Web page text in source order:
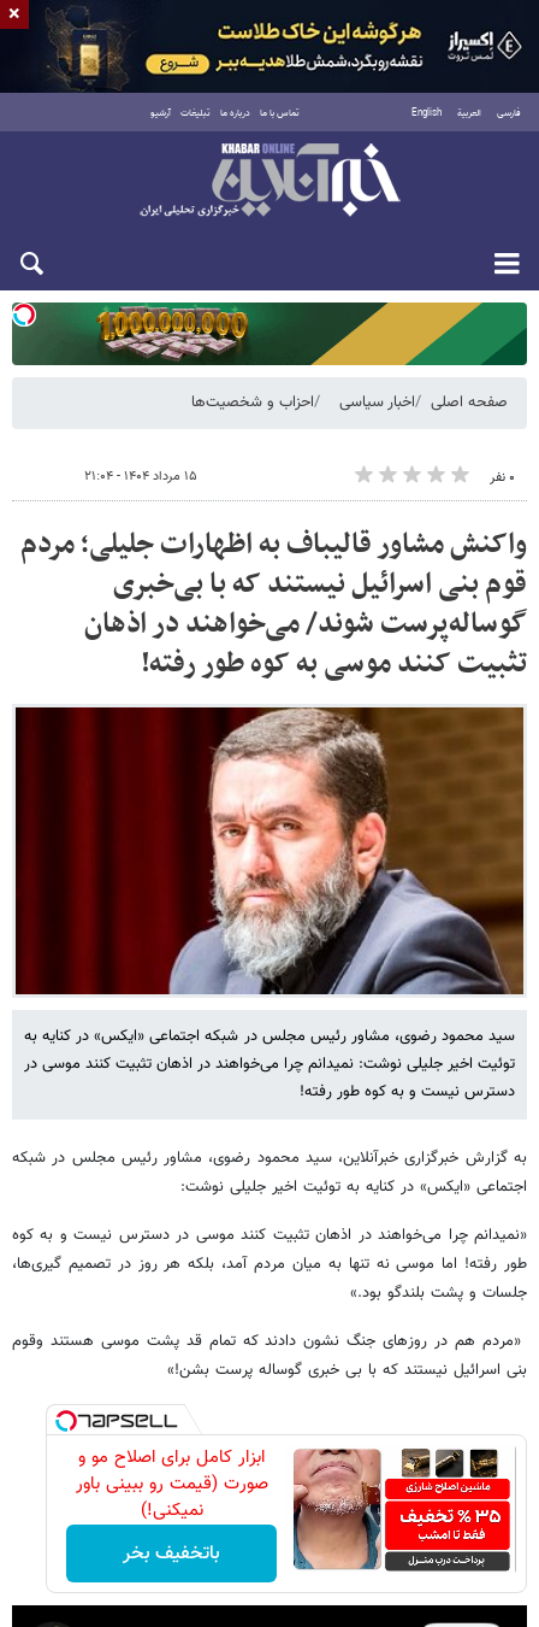
فارسی العربية English تماس با ما درباره ما تبلیغات آرشیو
یکشنبه ۱۸ مرداد ۱۴۰۵
صفحه اصلی اخبار سیاسی احزاب و شخصیت‌ها
۰ نفر ۱۵ مرداد ۱۴۰۴ - ۲۱:۰۴
واکنش مشاور قالیباف به اظهارات جلیلی؛ مردم
قوم بنی اسرائیل نیستند که با بی‌خبری
‎گوساله‌پرست شوند/ می‌خواهند در اذهان
تثبیت کنند موسی به کوه طور رفته!
سید محمود رضوی، مشاور رئیس مجلس در شبکه اجتماعی «ایکس» در کنایه به
توئیت اخیر جلیلی نوشت: نمیدانم چرا می‌خواهند در اذهان تثبیت کنند موسی در
دسترس نیست و به کوه طور رفته!
به گزارش خبرگزاری خبرآنلاین، سید محمود رضوی، مشاور رئیس مجلس در شبکه
اجتماعی «ایکس» در کنایه به توئیت اخیر جلیلی نوشت:
«نمیدانم چرا می‌خواهند در اذهان تثبیت کنند موسی در دسترس نیست و به کوه
طور رفته! اما موسی نه تنها به میان مردم آمد، بلکه هر روز در تصمیم گیری‌ها،
جلسات و پشت بلندگو بود.»
«مردم هم در روزهای جنگ نشون دادند که تمام قد پشت موسی هستند وقوم
بنی اسرائیل نیستند که با بی خبری ‎گوساله پرست بشن!»
ابزار کامل برای اصلاح مو و
صورت (قیمت رو ببینی باور
نمیکنی!)
باتخفیف بخر
×